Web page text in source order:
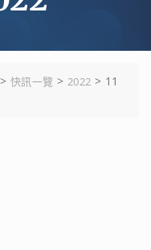
>快訊一覽 > 2022 > 11